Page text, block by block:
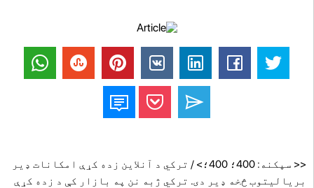
<< سپکنه: 400؛ 400؛> / ترکي د آنلاین زده کړې امکانات ډیر
بریالیتوب څخه ډیر دی. ترکي ژبه نن په بازار کې د زده کړې